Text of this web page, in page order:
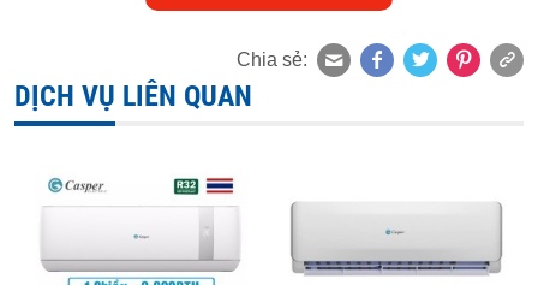
Chia sẻ:
DỊCH VỤ LIÊN QUAN